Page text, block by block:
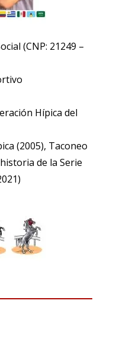
(CNP: 21249 –
Hípica del
(2005), Taconeo
de la Serie